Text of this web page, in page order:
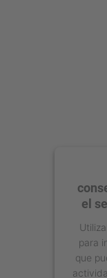
el
para
que